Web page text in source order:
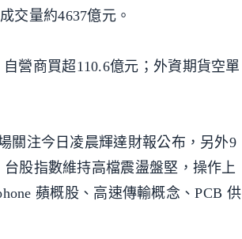
交量約4637億元。
營商買超110.6億元；外資期貨空單
關注今日凌晨輝達財報公布，另外9
股指數維持高檔震盪盤堅，操作上
蘋概股、高速傳輸概念、PCB 供